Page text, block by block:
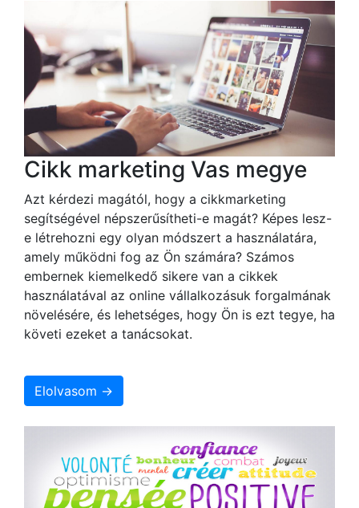
Cikk marketing Vas megye
Azt kérdezi magától, hogy a cikkmarketing
segítségével népszerűsítheti-e magát? Képes lesz-
e létrehozni egy olyan módszert a használatára,
amely működni fog az Ön számára? Számos
embernek kiemelkedő sikere van a cikkek
használatával az online vállalkozásuk forgalmának
növelésére, és lehetséges, hogy Ön is ezt tegye, ha
követi ezeket a tanácsokat.
Elolvasom →